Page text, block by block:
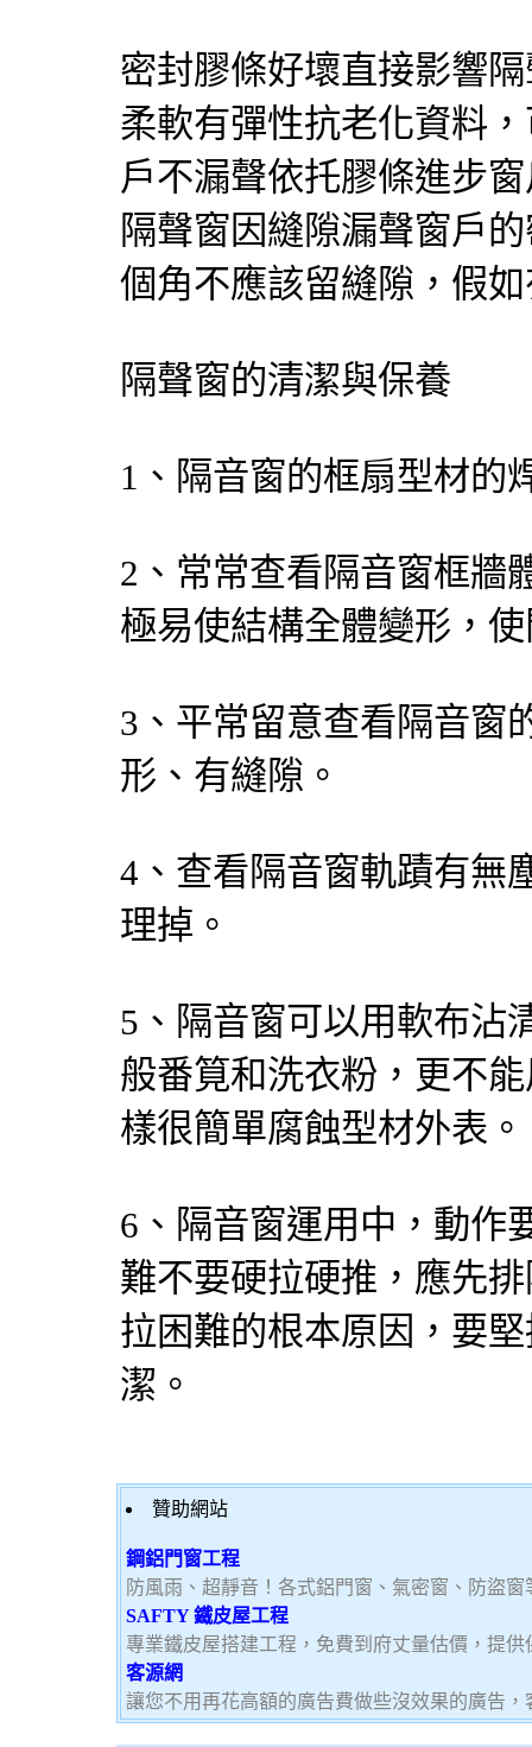
密封膠條好壞直接影響
柔軟有彈性抗老化資料
戶不漏聲依托膠條進步
隔聲窗因縫隙漏聲窗戶
個角不應該留縫隙，假
隔聲窗的清潔與保養
1、隔音窗的框扇型材的
2、常常查看隔音窗框牆
極易使結構全體變形，
3、平常留意查看隔音窗
形、有縫隙。
4、查看隔音窗軌蹟有無
理掉。
5、隔音窗可以用軟布沾
般番筧和洗衣粉，更不
樣很簡單腐蝕型材外表。
6、隔音窗運用中，動作
難不要硬拉硬推，應先
拉困難的根本原因，要
潔。
贊助網站
鋼鋁門窗工程
防風雨、超靜音！各式鋁門窗、氣密窗、防盜
SAFTY 鐵皮屋工程
專業鐵皮屋搭建工程，免費到府丈量估價，提供
客源網
讓您不用再花高額的廣告費做些沒效果的廣告